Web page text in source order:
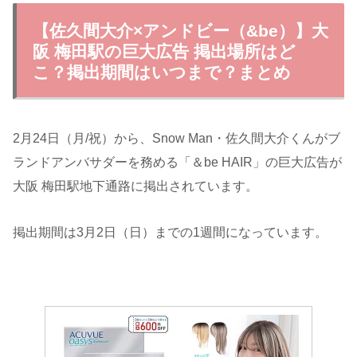
【佐久間大介×アンドビー（&be）】大
阪 梅田駅の巨大広告 掲出場所はど
こ？掲出期間はいつまで？まとめ
2月24日（月/祝）から、Snow Man・佐久間大介くんがブ
ランドアンバサダーを務める「＆be HAIR」の巨大広告が
大阪 梅田駅地下通路に掲出されています。
掲出期間は3月2日（日）までの1週間になっています。